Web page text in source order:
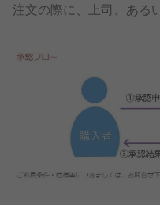
注文の際に、上司、ある